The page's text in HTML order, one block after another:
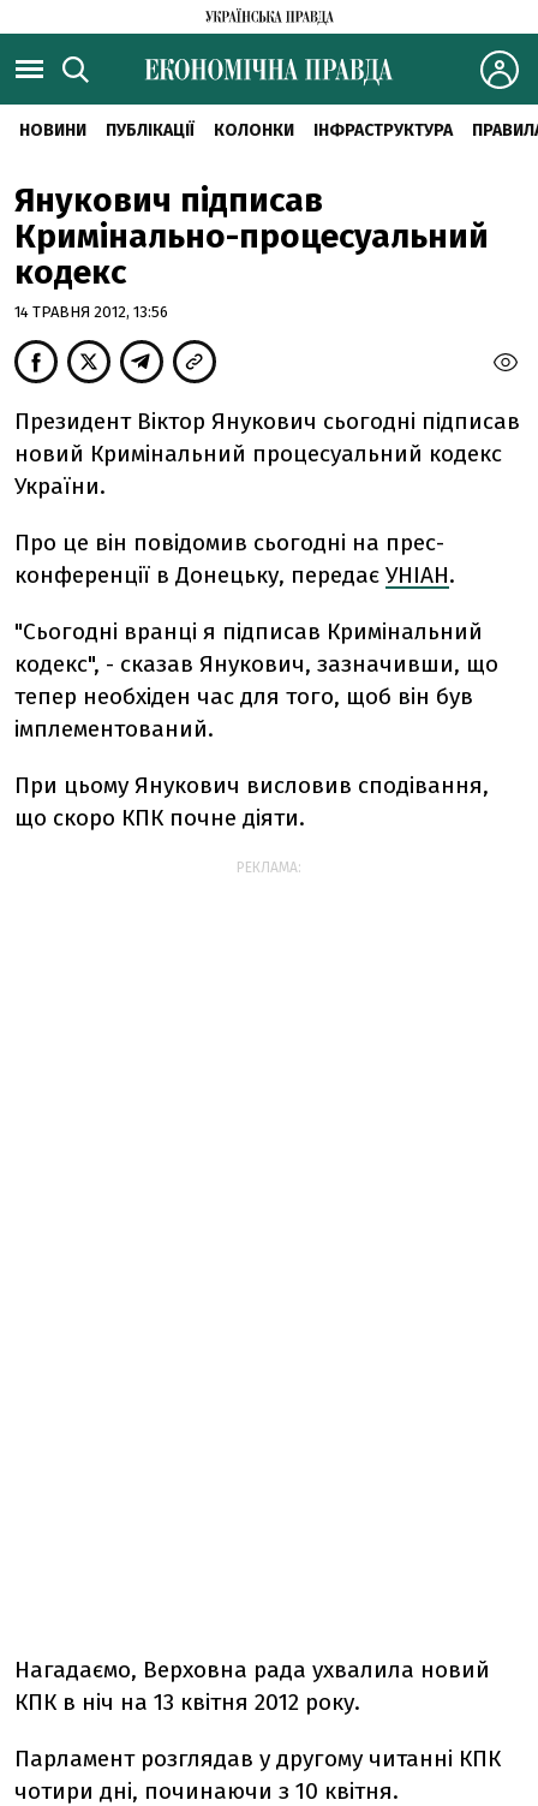
НОВИНИ ПУБЛІКАЦІЇ КОЛОНКИ ІНФРАСТРУКТУРА
Янукович підписав
Кримінально-процесуальний
кодекс
14 ТРАВНЯ 2012, 13:56
Президент Віктор Янукович сьогодні підписав
новий Кримінальний процесуальний кодекс
України.
Про це він повідомив сьогодні на прес-
конференції в Донецьку, передає УНІАН.
"Сьогодні вранці я підписав Кримінальний
кодекс", - сказав Янукович, зазначивши, що
тепер необхіден час для того, щоб він був
імплементований.
При цьому Янукович висловив сподівання,
що скоро КПК почне діяти.
РЕКЛАМА:
Нагадаємо, Верховна рада ухвалила новий
КПК в ніч на 13 квітня 2012 року.
Парламент розглядав у другому читанні КПК
чотири дні, починаючи з 10 квітня.